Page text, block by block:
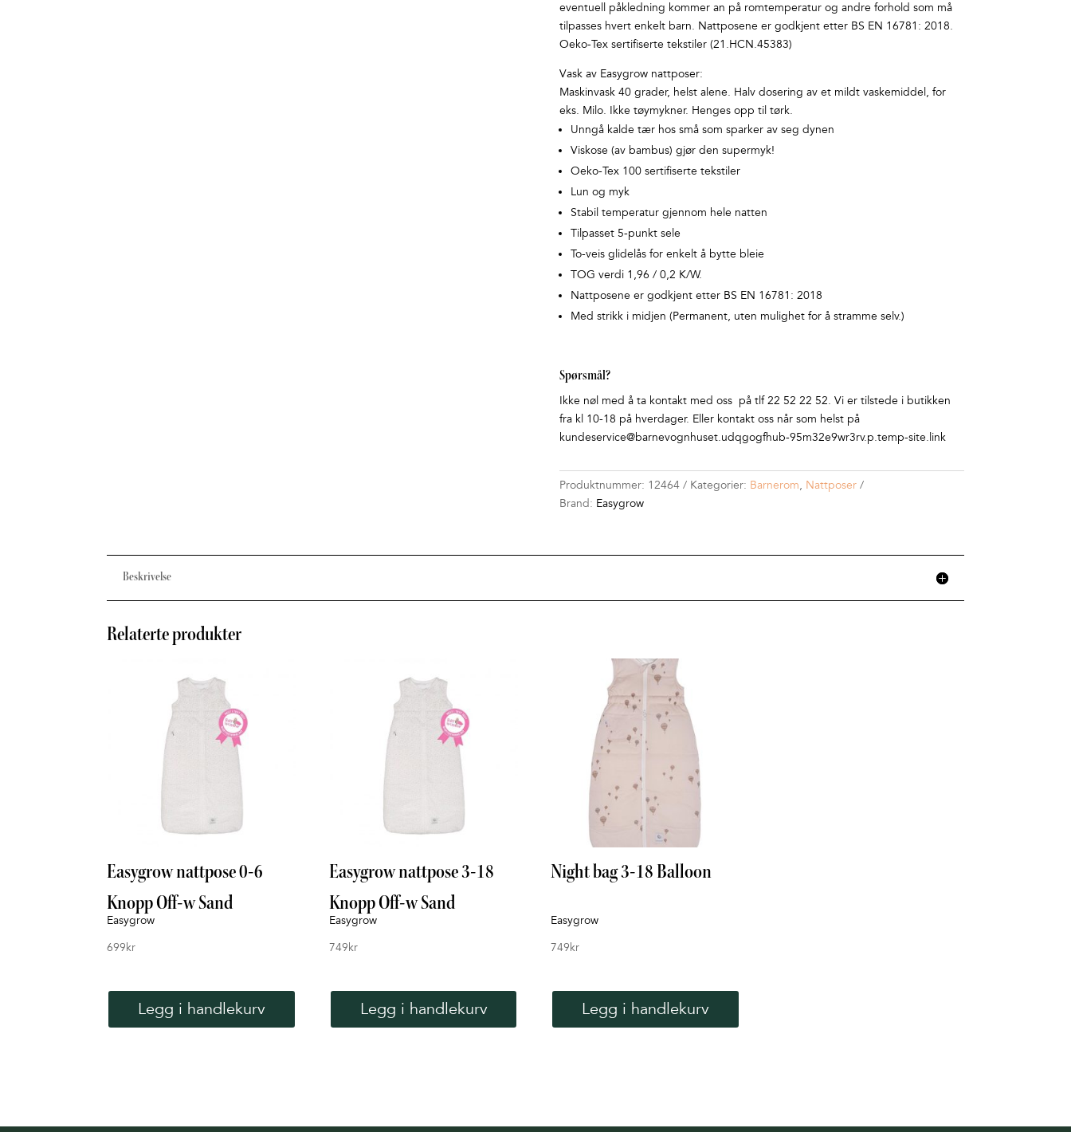
eventuell påkledning kommer an på romtemperatur og andre forhold som må
tilpasses hvert enkelt barn. Nattposene er godkjent etter BS EN 16781: 2018.
Oeko-Tex sertifiserte tekstiler (21.HCN.45383)
Vask av Easygrow nattposer:
Maskinvask 40 grader, helst alene. Halv dosering av et mildt vaskemiddel, for
eks. Milo. Ikke tøymykner. Henges opp til tørk.
Unngå kalde tær hos små som sparker av seg dynen
Viskose (av bambus) gjør den supermyk!
Oeko-Tex 100 sertifiserte tekstiler
Lun og myk
Stabil temperatur gjennom hele natten
Tilpasset 5-punkt sele
To-veis glidelås for enkelt å bytte bleie
TOG verdi 1,96 / 0,2 K/W.
Nattposene er godkjent etter BS EN 16781: 2018
Med strikk i midjen (Permanent, uten mulighet for å stramme selv.)
Spørsmål?
Ikke nøl med å ta kontakt med oss på tlf 22 52 22 52. Vi er tilstede i butikken
fra kl 10-18 på hverdager. Eller kontakt oss når som helst på
kundeservice@barnevognhuset.udqgogfhub-95m32e9wr3rv.p.temp-site.link
Produktnummer: 12464 Kategorier: Barnerom, Nattposer
Brand: Easygrow
Beskrivelse
Relaterte produkter
Easygrow nattpose 0-6
Knopp Off-w Sand
Easygrow
699kr
Legg i handlekurv
Easygrow nattpose 3-18
Knopp Off-w Sand
Easygrow
749kr
Legg i handlekurv
Night bag 3-18 Balloon
Easygrow
749kr
Legg i handlekurv